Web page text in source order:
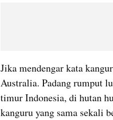
Jika mendengar kata
Australia. Padang rumput
timur Indonesia, di hutan
kanguru yang sama sekali